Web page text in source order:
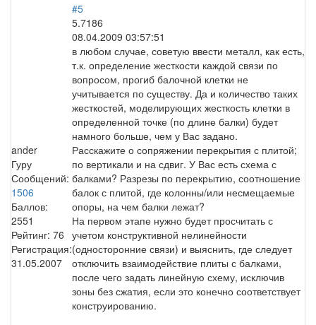
ander
Гуру
Сообщений:
1506
Баллов:
2551
Рейтинг: 76
Регистрация:
31.05.2007
#5
5.7186
08.04.2009 03:57:51
в любом случае, советую ввести металл, как есть,
т.к. определение жесткости каждой связи по
вопросом, прогиб балочной клетки не
учитывается по существу. Да и количество таких
жесткостей, моделирующих жесткость клетки в
определенной точке (по длине балки) будет
намного больше, чем у Вас задано.
Расскажите о сопряжении перекрытия с плитой;
по вертикали и на сдвиг. У Вас есть схема с
балками? Разрезы по перекрытию, соотношение
балок с плитой, где колонны/или несмещаемые
опоры, на чем балки лежат?
На первом этапе нужно будет просчитать с
учетом конструктивной нелинейности
(односторонние связи) и выяснить, где следует
отключить взаимодействие плиты с балками,
после чего задать линейную схему, исключив
зоны без сжатия, если это конечно соответствует
конструированию.